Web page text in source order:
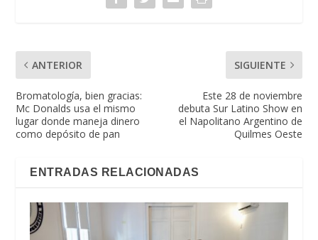
ANTERIOR
Bromatología, bien gracias:
Mc Donalds usa el mismo
lugar donde maneja dinero
como depósito de pan
SIGUIENTE
Este 28 de noviembre
debuta Sur Latino Show en
el Napolitano Argentino de
Quilmes Oeste
ENTRADAS RELACIONADAS